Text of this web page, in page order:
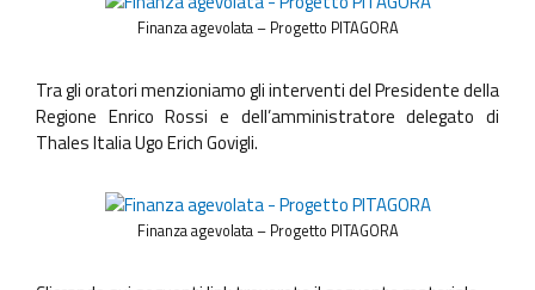
Finanza agevolata – Progetto PITAGORA
Tra gli oratori menzioniamo gli interventi del Presidente della
Regione Enrico Rossi e dell’amministratore delegato di
Thales Italia Ugo Erich Govigli.
Finanza agevolata – Progetto PITAGORA